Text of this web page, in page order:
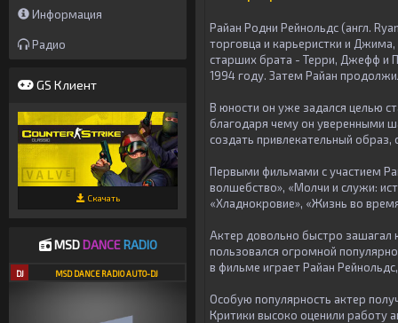
Информация
Радио
GS Клиент
Скачать
MSDDANCE RADIO
DJ MSD DANCE RADIO AUTO-DJ
Райан Родни Рейнольдс (англ.
торговца и карьеристки и
старших брата - Терри, Джефф и
1994 году. Затем Райан
В юности он уже задался целью
благодаря чему он уверенными
создать привлекательный
Первыми фильмами с участием
волшебство», «Молчи и служи:
«Хладнокровие», «Жизнь во
Актер довольно быстро зашагал
пользовался огромной
в фильме играет Райан
Особую популярность актер
Критики высоко оценили работу